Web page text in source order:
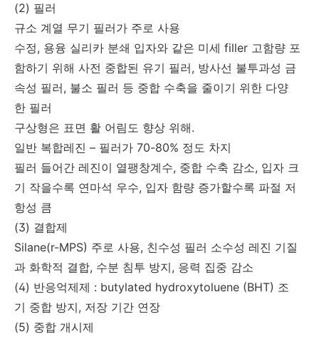
(2) 필러
규소 계열 무기 필러가 주로 사용
수정, 용융 실리카 분쇄 입자와 같은 미세 filler 고함량 포
함하기 위해 사전 중합된 유기 필러, 방사선 불투과성 금
속성 필러, 불소 필러 등 중합 수축을 줄이기 위한 다양
한 필러
구상형은 표면 활 어림도 향상 위해.
일반 복합레진 – 필러가 70-80% 정도 차지
필러 들어간 레진이 열팽창계수, 중합 수축 감소, 입자 크
기 작을수록 연마석 우수, 입자 함량 증가할수록 파절 저
항성 큼
(3) 결합제
Silane(r-MPS) 주로 사용, 친수성 필러 소수성 레진 기질
과 화학적 결합, 수분 침투 방지, 응력 집중 감소
(4) 반응억제제 : butylated hydroxytoluene (BHT) 조
기 중합 방지, 저장 기간 연장
(5) 중합 개시제